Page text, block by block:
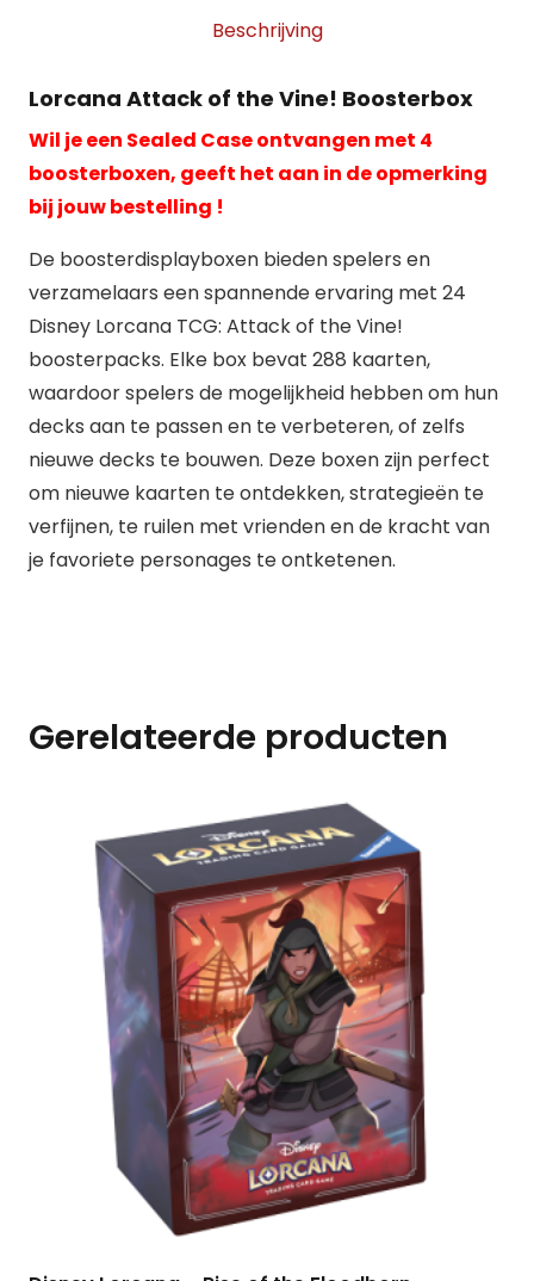
Beschrijving
Lorcana Attack of the Vine! Boosterbox
Wil je een Sealed Case ontvangen met 4
boosterboxen, geeft het aan in de opmerking
bij jouw bestelling !
De boosterdisplayboxen bieden spelers en
verzamelaars een spannende ervaring met 24
Disney Lorcana TCG: Attack of the Vine!
boosterpacks. Elke box bevat 288 kaarten,
waardoor spelers de mogelijkheid hebben om hun
decks aan te passen en te verbeteren, of zelfs
nieuwe decks te bouwen. Deze boxen zijn perfect
om nieuwe kaarten te ontdekken, strategieën te
verfijnen, te ruilen met vrienden en de kracht van
je favoriete personages te ontketenen.
Gerelateerde producten